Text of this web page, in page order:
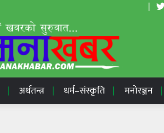
|
अर्थतन्त्र धर्म–संस्कृति मनोरञ्जन